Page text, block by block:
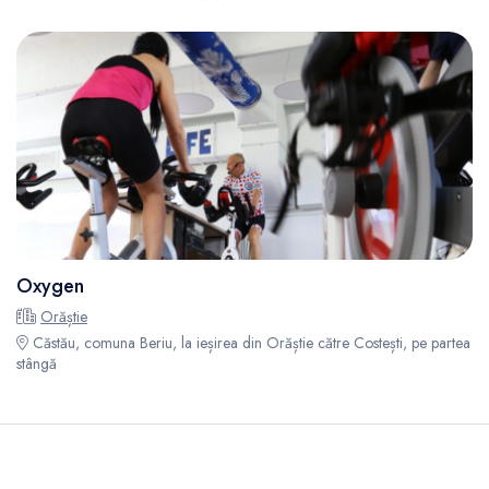
Oxygen
Orăștie
Căstău, comuna Beriu, la ieșirea din Orăștie către Costești, pe partea
stângă